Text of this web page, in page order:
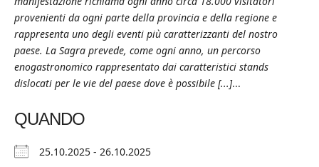
provenienti da ogni parte della provincia e della regione e
rappresenta uno degli eventi più caratterizzanti del nostro
paese. La Sagra prevede, come ogni anno, un percorso
enogastronomico rappresentato dai caratteristici stands
dislocati per le vie del paese dove è possibile [...]...
QUANDO
25.10.2025 - 26.10.2025